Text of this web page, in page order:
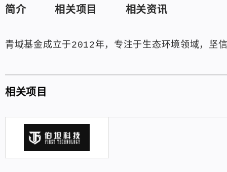
简介 相关项目 相关资讯
青域基金成立于2012年，专注于生态环境领域，坚
相关项目